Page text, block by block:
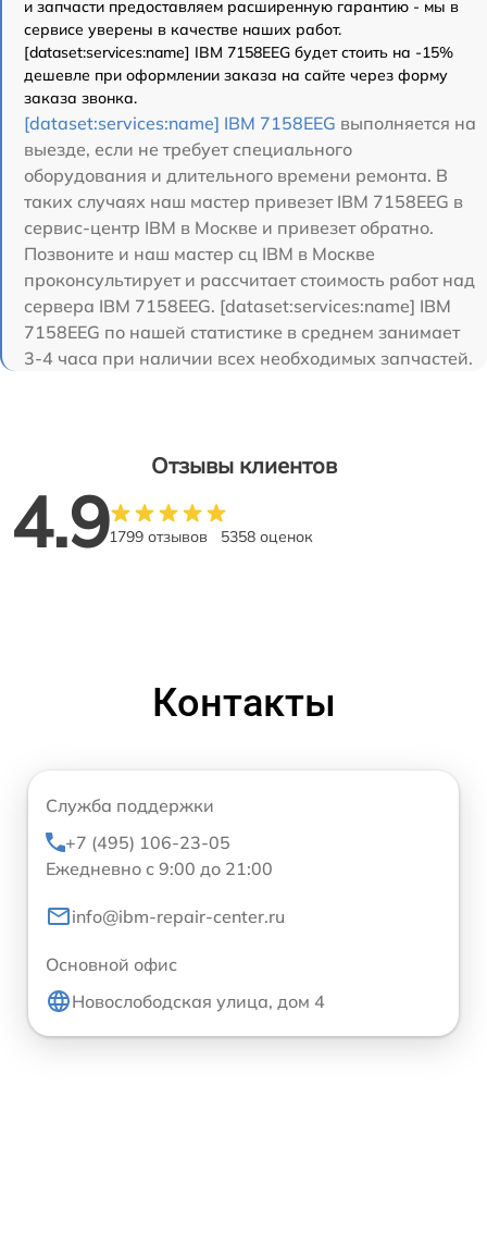
и запчасти предоставляем расширенную гарантию - мы в
сервисе уверены в качестве наших работ.
[dataset:services:name] IBM 7158EEG будет стоить на -15%
дешевле при оформлении заказа на сайте через форму
заказа звонка.
[dataset:services:name] IBM 7158EEG выполняется на
выезде, если не требует специального
оборудования и длительного времени ремонта. В
таких случаях наш мастер привезет IBM 7158EEG в
сервис-центр IBM в Москве и привезет обратно.
Позвоните и наш мастер сц IBM в Москве
проконсультирует и рассчитает стоимость работ над
сервера IBM 7158EEG. [dataset:services:name] IBM
7158EEG по нашей статистике в среднем занимает
3-4 часа при наличии всех необходимых запчастей.
Отзывы клиентов
4.91799 отзывов 5358 оценок
Контакты
Служба поддержки
+7 (495) 106-23-05
Ежедневно с 9:00 до 21:00
info@ibm-repair-center.ru
Основной офис
Новослободская улица, дом 4